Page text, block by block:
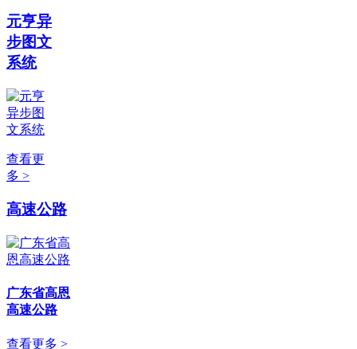
元亨异
步图文
系统
查看更
多 >
高速公路
广东省高恩
高速公路
查看更多 >